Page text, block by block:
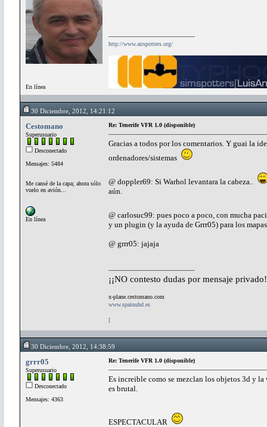
En línea
http://www.airspotters.org/
30 Diciembre, 2012, 14:21:12
Cestomano
Superusuario
Desconectado
Mensajes: 5484
Me cansé de la capa; ahora sólo
vuelo en avión...
En línea
Re: Tenerife VFR 1.0 (disponible)
Gracias a todos por los comentarios. Y guai la
ordenadores/sistemas
@ doppler69: Si Warhol levantara la cabeza..
aún.
@ carlosuc99: pues poco a poco, con mucha
y un plugin (y la ayuda de Grrr05) para los
@ grrr05: jajaja
¡¡NO contesto dudas por mensaje
x-plane.cestomano.com
www.spainuhd.es
[
30 Diciembre, 2012, 14:38:59
grrr05
Superusuario
Desconectado
Mensajes: 4363
Re: Tenerife VFR 1.0 (disponible)
Es increible como se mezclan los objetos 3d y
es brutal.
ESPECTACULAR